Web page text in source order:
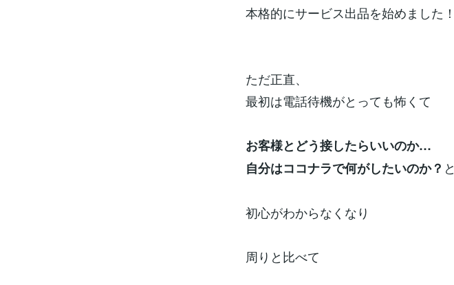
本格的にサービス出品を始めました！
ただ正直、
最初は電話待機がとっても怖くて
お客様とどう接したらいいのか…
自分はココナラで何がしたいのか？ と
初心がわからなくなり
周りと比べて